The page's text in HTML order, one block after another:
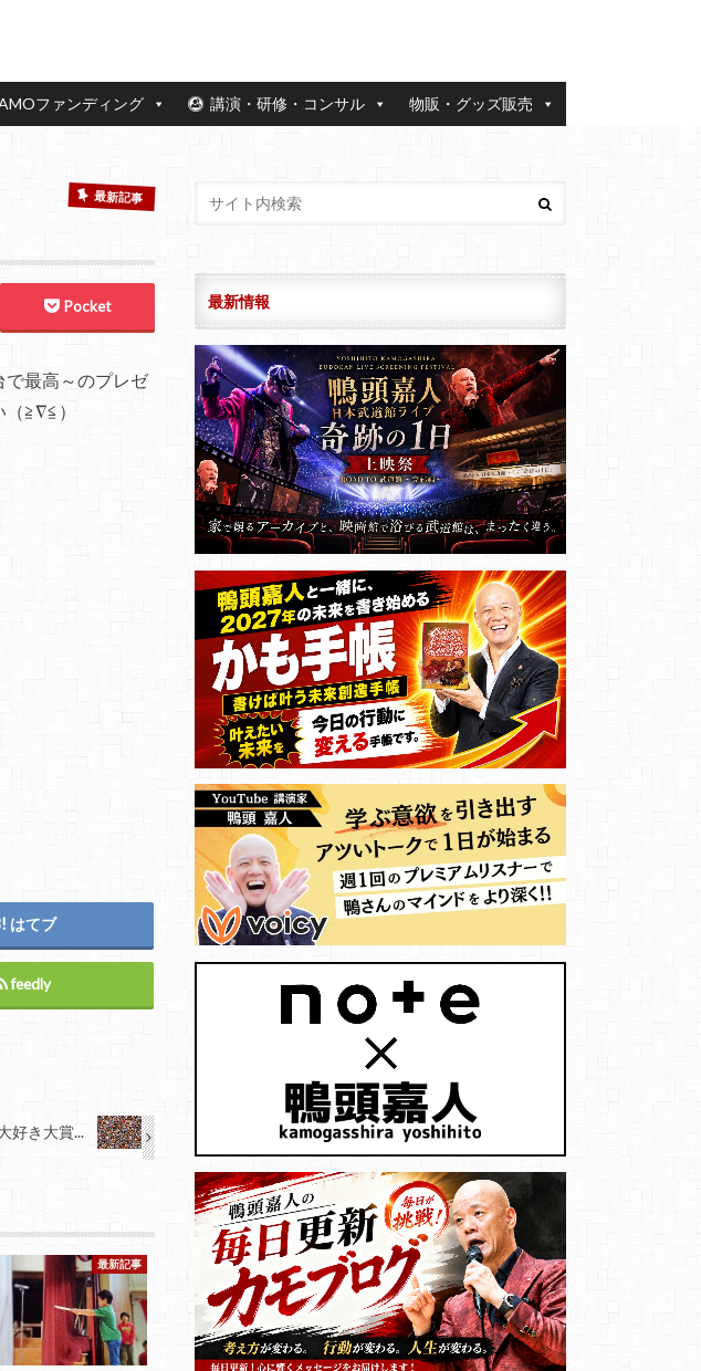
ファンディング 講演・研修・コンサル 物販・グッズ販売
最新記事
Pocket
最高～のプレゼ
≧∇≦）
はてブ
feedly
好き大賞...
最新記事
最新情報